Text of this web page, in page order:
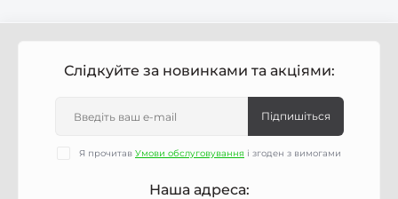
Слідкуйте за новинками та акціями:
Підпишіться
Я прочитав Умови обслуговування і згоден з вимогами
Наша адреса: